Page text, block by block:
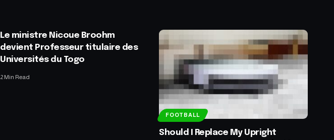
Le ministre Nicoue Broohm
devient Professeur titulaire des
Universités du Togo
2 Min Read
FOOTBALL
Should I Replace My Upright